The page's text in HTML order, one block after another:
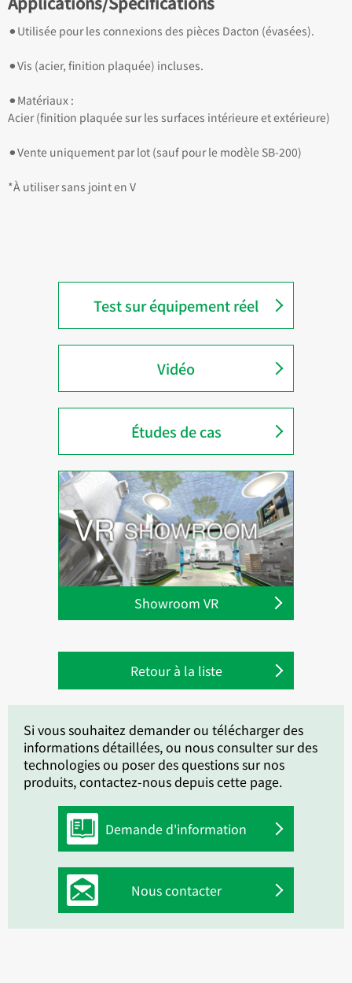
⚫︎Utilisée pour les connexions des pièces Dacton (évasées).
⚫︎Vis (acier, finition plaquée) incluses.
⚫︎Matériaux :
Acier (finition plaquée sur les surfaces intérieure et extérieure)
⚫︎Vente uniquement par lot (sauf pour le modèle SB-200)
*À utiliser sans joint en V
Test sur équipement réel
Vidéo
Études de cas
Showroom VR
Retour à la liste
Si vous souhaitez demander ou télécharger des
informations détaillées, ou nous consulter sur des
technologies ou poser des questions sur nos
produits, contactez-nous depuis cette page.
Demande d'information
Nous contacter